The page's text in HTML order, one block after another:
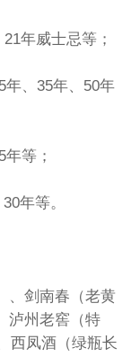
年威士忌等；
、35年、50年
等；
年等。
剑南春（老黄
泸州老窖（特
西凤酒（绿瓶长